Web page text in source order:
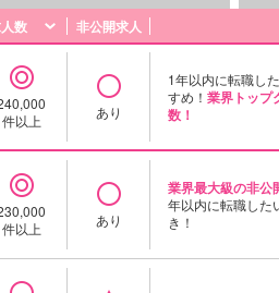
数 非公開求人
件以上
あり
1年以内に転職し
すめ！ 業界トップ
数！
件以上
あり
業界最大級の非公
年以内に転職した
き！